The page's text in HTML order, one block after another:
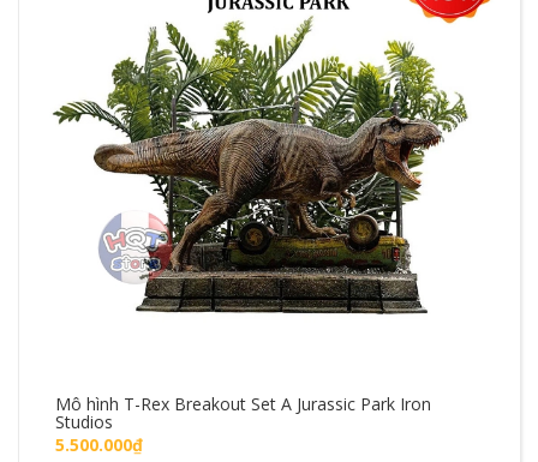
Mô hình T-Rex Breakout Set A Jurassic Park Iron
Studios
5.500.000₫